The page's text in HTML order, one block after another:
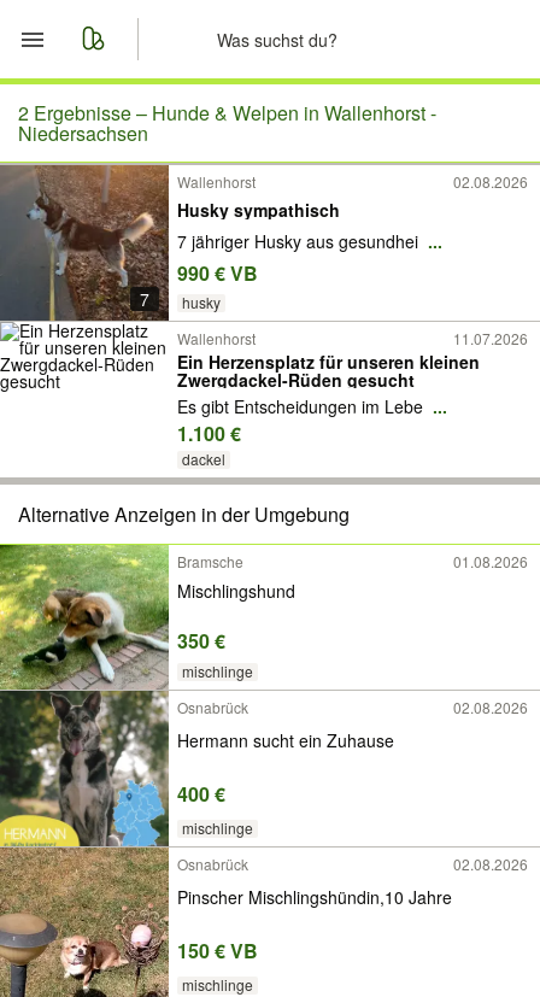
Start
Merkliste
Nachrichten
Anzeige aufgeben
2 Ergebnisse – Hunde & Welpen in Wallenhorst -
Niedersachsen
7
Wallenhorst 02.08.2026
Husky sympathisch
7 jähriger Husky aus gesundhei ...
990 € VB
husky
Wallenhorst
11.07.2026
Ein Herzensplatz für unseren kleinen
Zwergdackel-Rüden gesucht
Es gibt Entscheidungen im Lebe ...
1.100 €
dackel
Alternative Anzeigen in der Umgebung
Bramsche 01.08.2026
Mischlingshund
350 €
mischlinge
Osnabrück
02.08.2026
Hermann sucht ein Zuhause
400 €
mischlinge
Osnabrück
02.08.2026
Pinscher Mischlingshündin,10 Jahre
150 € VB
mischlinge